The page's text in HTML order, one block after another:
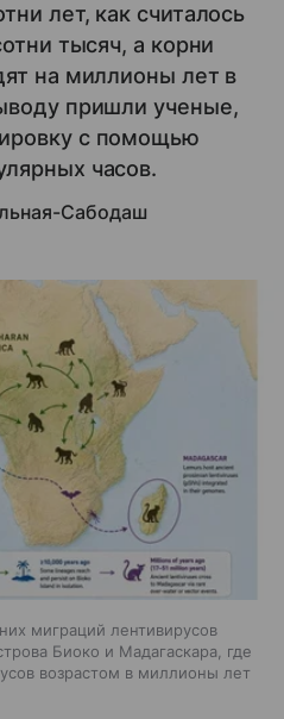
лет, как считалось
тысяч, а корни
на миллионы лет в
пришли ученые,
с помощью
часов.
Сабодаш
миграций лентивирусов
Биоко и Мадагаскара, где
возрастом в миллионы лет